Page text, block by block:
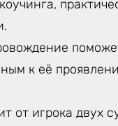
к её
от игрока двух